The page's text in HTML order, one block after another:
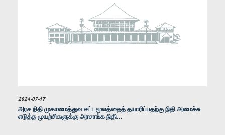
கௌரவ ஜோன்ஸ்டன் பர்னாந்து, பா.உ.
உறுப்பினர்
2024-07-17
அரச நிதி முகாமைத்துவ சட்டமூலத்தைத் தயாரிப்பதற்கு நிதி அமைச்சு
எடுத்த முயற்சிகளுக்கு அரசாங்க நிதி...